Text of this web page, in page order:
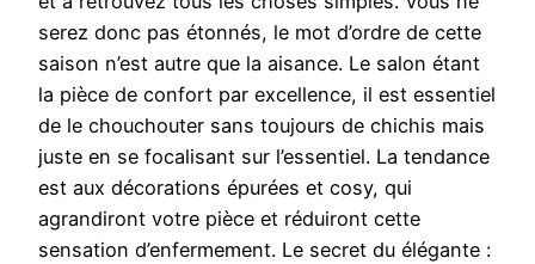
serez donc pas étonnés, le mot d’ordre de cette
saison n’est autre que la aisance. Le salon étant
la pièce de confort par excellence, il est essentiel
de le chouchouter sans toujours de chichis mais
juste en se focalisant sur l’essentiel. La tendance
est aux décorations épurées et cosy, qui
agrandiront votre pièce et réduiront cette
sensation d’enfermement. Le secret du élégante :